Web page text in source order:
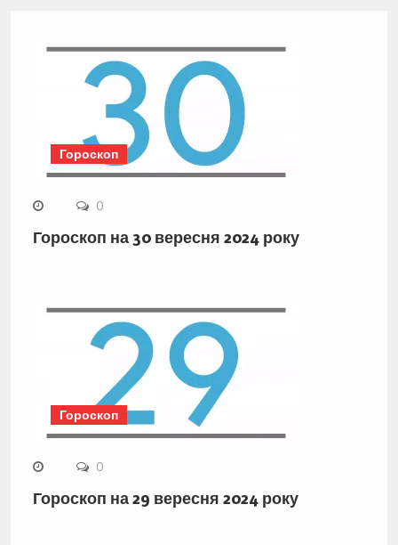
Гороскоп
0
Гороскоп на 30 вересня 2024 року
Гороскоп
0
Гороскоп на 29 вересня 2024 року